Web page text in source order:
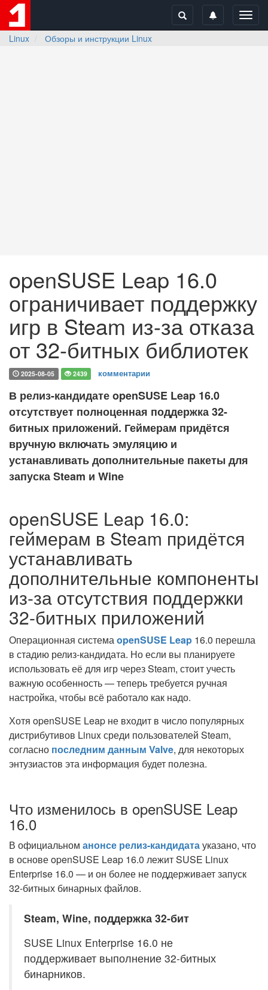
Linux
Обзоры и инструкции Linux
openSUSE Leap 16.0
ограничивает поддержку
игр в Steam из-за отказа
от 32-битных библиотек
2025-08-05 2439 комментарии
В релиз-кандидате openSUSE Leap 16.0
отсутствует полноценная поддержка 32-
битных приложений. Геймерам придётся
вручную включать эмуляцию и
устанавливать дополнительные пакеты для
запуска Steam и Wine
openSUSE Leap 16.0:
геймерам в Steam придётся
устанавливать
дополнительные компоненты
из-за отсутствия поддержки
32-битных приложений
Операционная системаopenSUSE Leap 16.0 перешла
в стадию релиз-кандидата. Но если вы планируете
использовать её для игр через Steam, стоит учесть
важную особенность — теперь требуется ручная
настройка, чтобы всё работало как надо.
Хотя openSUSE Leap не входит в число популярных
дистрибутивов Linux среди пользователей Steam,
согласно последним данным Valve, для некоторых
энтузиастов эта информация будет полезна.
Что изменилось в openSUSE Leap
16.0
В официальном анонсе релиз-кандидатауказано, что
в основе openSUSE Leap 16.0 лежит SUSE Linux
Enterprise 16.0 — и он более не поддерживает запуск
32-битных бинарных файлов.
Steam, Wine, поддержка 32-бит
SUSE Linux Enterprise 16.0 не
поддерживает выполнение 32-битных
бинарников.